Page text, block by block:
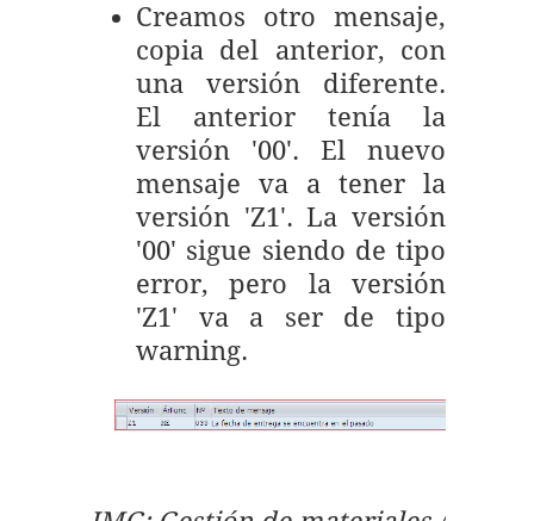
Creamos otro mensaje,
copia del anterior, con
una versión diferente.
El anterior tenía la
versión '00'. El nuevo
mensaje va a tener la
versión 'Z1'. La versión
'00' sigue siendo de tipo
error, pero la versión
'Z1' va a ser de tipo
warning.